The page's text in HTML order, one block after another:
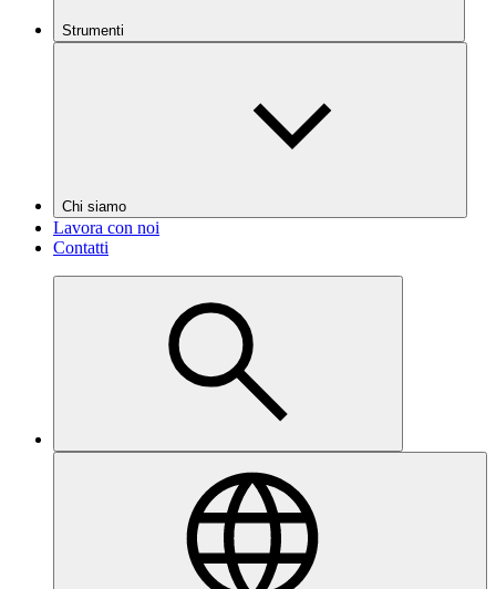
Strumenti
Chi siamo
Lavora con noi
Contatti